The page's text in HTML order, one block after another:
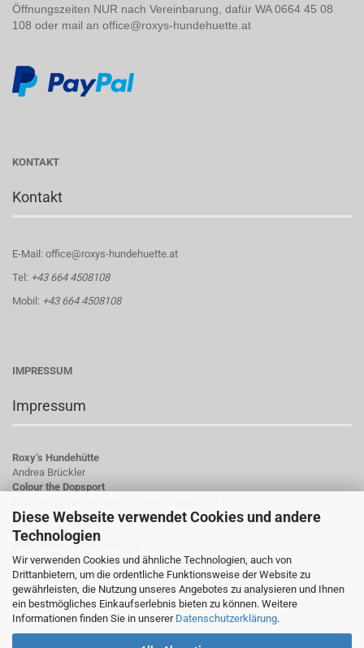
Diese Webseite verwendet Cookies und andere
Technologien
Wir verwenden Cookies und ähnliche Technologien, auch von
Drittanbietern, um die ordentliche Funktionsweise der Website zu
gewährleisten, die Nutzung unseres Angebotes zu analysieren und Ihnen
ein bestmögliches Einkaufserlebnis bieten zu können. Weitere
Informationen finden Sie in unserer Datenschutzerklärung.
Öffnungszeiten NUR nach Vereinbarung, dafür WA 0664 45 08
108 oder mail an office@roxys-hundehuette.at
KONTAKT
Kontakt
E-Mail: office@roxys-hundehuette.at
Tel: +43 664 4508108
Mobil: +43 664 4508108
IMPRESSUM
Impressum
Roxy‘s Hundehütte
Andrea Brückler
Colour the Dopsport
Hauptstraße 23
8380 Neumarkt an der Raab
Österreich
UID-Nummer: ATU78784923